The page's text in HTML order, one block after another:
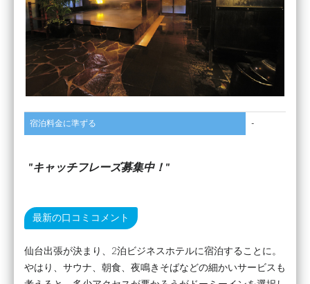
宿泊料金に準ずる -
キャッチフレーズ募集中！
最新の口コミコメント
仙台出張が決まり、2泊ビジネスホテルに宿泊することに。
やはり、サウナ、朝食、夜鳴きそばなどの細かいサービスも